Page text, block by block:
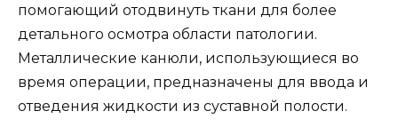
помогающий отодвинуть ткани для более
детального осмотра области патологии.
Металлические канюли, использующиеся во
время операции, предназначены для ввода и
отведения жидкости из суставной полости.